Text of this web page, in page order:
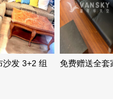
沙发 3+2 组
免费赠送全套